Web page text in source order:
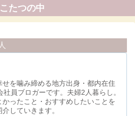
こたつの中
せを噛み締める地方出身・都内在住
社員ブロガーです。夫婦2人暮らし。
かったこと・おすすめしたいことを
していきます。